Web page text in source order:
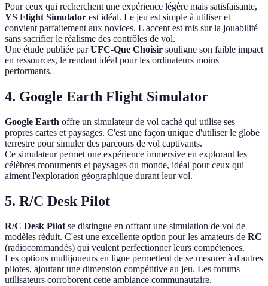
Pour ceux qui recherchent une expérience légère mais satisfaisante,
YS Flight Simulator est idéal. Le jeu est simple à utiliser et
convient parfaitement aux novices. L'accent est mis sur la jouabilité
sans sacrifier le réalisme des contrôles de vol.
Une étude publiée parUFC-Que Choisir souligne son faible impact
en ressources, le rendant idéal pour les ordinateurs moins
performants.
4. Google Earth Flight Simulator
Google Earth offre un simulateur de vol caché qui utilise ses
propres cartes et paysages. C'est une façon unique d'utiliser le globe
terrestre pour simuler des parcours de vol captivants.
Ce simulateur permet une expérience immersive en explorant les
célèbres monuments et paysages du monde, idéal pour ceux qui
aiment l'exploration géographique durant leur vol.
5. R/C Desk Pilot
R/C Desk Pilotse distingue en offrant une simulation de vol de
modèles réduit. C'est une excellente option pour les amateurs de RC
(radiocommandés) qui veulent perfectionner leurs compétences.
Les options multijoueurs en ligne permettent de se mesurer à d'autres
pilotes, ajoutant une dimension compétitive au jeu. Les forums
utilisateurs corroborent cette ambiance communautaire.